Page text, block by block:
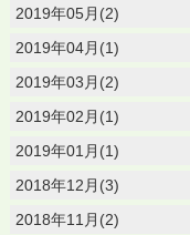
2019年05月(2)
2019年04月(1)
2019年03月(2)
2019年02月(1)
2019年01月(1)
2018年12月(3)
2018年11月(2)